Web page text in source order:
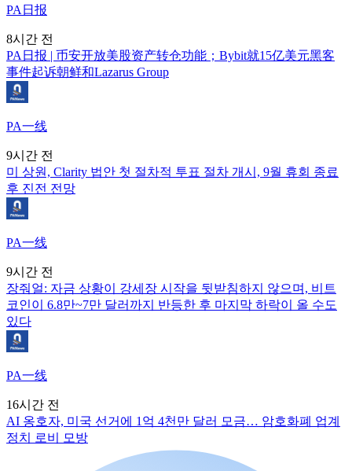
PA日报
8시간 전
PA日报 | 币安开放美股资产转仓功能；Bybit就15亿美元黑客
事件起诉朝鲜和Lazarus Group
PA一线
9시간 전
미 상원, Clarity 법안 첫 절차적 투표 절차 개시, 9월 휴회 종료
후 진전 전망
PA一线
9시간 전
장줘얼: 자금 상황이 강세장 시작을 뒷받침하지 않으며, 비트
코인이 6.8만~7만 달러까지 반등한 후 마지막 하락이 올 수도
있다
PA一线
16시간 전
AI 옹호자, 미국 선거에 1억 4천만 달러 모금… 암호화폐 업계
정치 로비 모방